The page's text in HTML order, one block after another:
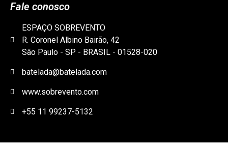
Fale conosco
ESPAÇO SOBREVENTO
R. Coronel Albino Bairão, 42
São Paulo - SP - BRASIL - 01528-020
batelada@batelada.com
www.sobrevento.com
+55 11 99237-5132